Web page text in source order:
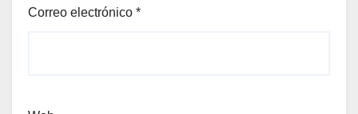
Correo electrónico *